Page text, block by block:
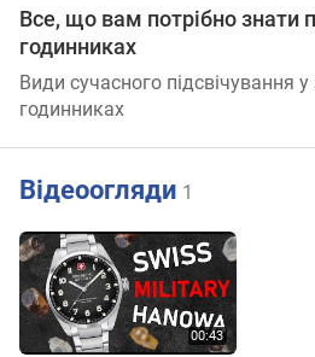
Все, що вам потрібно знати
годинниках
Види сучасного підсвічування
годинниках
Відеоогляди 1